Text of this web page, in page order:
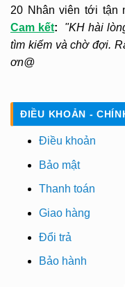
20 Nhân viên tới tận
Cam kết:
"KH hài
tìm kiếm và chờ đợi.
ơn@
ĐIỀU KHOẢN -
Điều khoản
Bảo mật
Thanh toán
Giao hàng
Đổi trả
Bảo hành